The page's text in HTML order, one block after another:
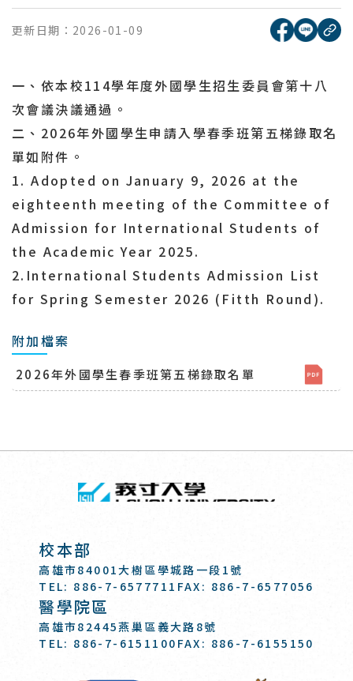
更新日期： 2026-01-09 [另開新
[另開
複
一、依本校114學年度外國學生招生委員會第十八
次會議決議通過。
二、2026年外國學生申請入學春季班第五梯錄取名
單如附件。
1. Adopted on January 9, 2026 at the
eighteenth meeting of the Committee of
Admission for International Students of
the Academic Year 2025.
2.International Students Admission List
for Spring Semester 2026 (Fitth Round).
附加檔案
2026年外國學生春季班第五梯錄取名單
回頂端
校本部
高雄市84001大樹區學城路一段1號
TEL: 886-7-6577711 FAX: 886-7-6577056
醫學院區
高雄市82445燕巢區義大路8號
TEL: 886-7-6151100 FAX: 886-7-6155150